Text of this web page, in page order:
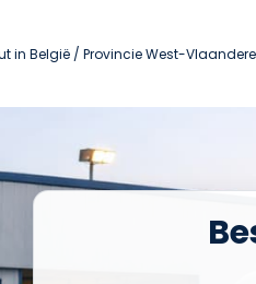
in België / Provincie West-